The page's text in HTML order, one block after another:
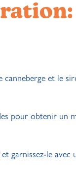
canneberge et le
pour obtenir un
garnissez-le avec